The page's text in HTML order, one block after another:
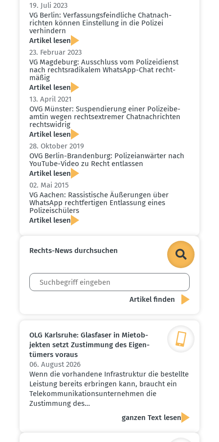
19. Juli 2023
VG Berlin: Verfas­sungs­feind­liche Chatnach­
richten können Einstellung in die Polizei
verhindern
Artikel lesen
23. Februar 2023
VG Magdeburg: Ausschluss vom Polizei­dienst
nach rechts­ra­di­kalem WhatsApp-Chat recht­
mäßig
Artikel lesen
13. April 2021
OVG Münster: Suspen­dierung einer Polizei­be­
amtin wegen rechts­ex­tremer Chatnach­richten
rechts­widrig
Artikel lesen
28. Oktober 2019
OVG Berlin-Brandenburg: Polizei­an­wärter nach
YouTube-Video zu Recht entlassen
Artikel lesen
02. Mai 2015
VG Aachen: Rassis­tische Äußerungen über
WhatsApp recht­fer­tigen Entlassung eines
Polizei­schülers
Artikel lesen
Rechts-News durch­suchen
OLG Karlsruhe: Glasfaser in Mietob­
jekten setzt Zustimmung des Eigen­
tümers voraus
06. August 2026
Wenn die vorhandene Infrastruktur die bestellte
Leistung bereits erbringen kann, braucht ein
Telekommunikationsunternehmen die
Zustimmung des…
ganzen Text lesen